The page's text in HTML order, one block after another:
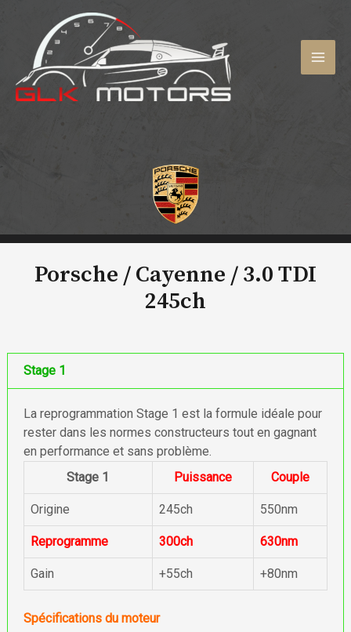
contenu
Porsche / Cayenne /3.0 TDI
245ch
Stage 1
La reprogrammation Stage 1 est la formule idéale pour
rester dans les normes constructeurs tout en gagnant
en performance et sans problème.
Stage 1
Puissance Couple
Origine 245ch 550nm
Reprogramme 300ch 630nm
Gain +55ch +80nm
Spécifications du moteur